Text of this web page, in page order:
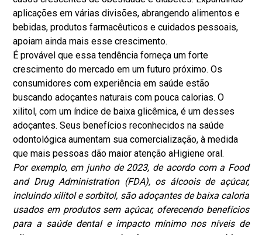
aplicações em várias divisões, abrangendo alimentos e
bebidas, produtos farmacêuticos e cuidados pessoais,
apoiam ainda mais esse crescimento.
É provável que essa tendência forneça um forte
crescimento do mercado em um futuro próximo. Os
consumidores com experiência em saúde estão
buscando adoçantes naturais com pouca calorias. O
xilitol, com um índice de baixa glicêmica, é um desses
adoçantes. Seus benefícios reconhecidos na saúde
odontológica aumentam sua comercialização, à medida
que mais pessoas dão maior atenção aHigiene oral.
Por exemplo, em junho de 2023, de acordo com a Food
and Drug Administration (FDA), os álcoois de açúcar,
incluindo xilitol e sorbitol, são adoçantes de baixa caloria
usados ​​em produtos sem açúcar, oferecendo benefícios
para a saúde dental e impacto mínimo nos níveis de